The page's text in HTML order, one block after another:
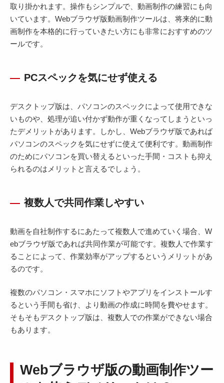
取り掛かれます。操作もシンプルで、動画制作の練習にも向
いています。Webブラウザ版動画制作ツールは、将来的に動
画制作を本格的に行っていきたい方にも非常におすすめのツ
ールです。
PCスペックを気にせず使える
デスクトップ版は、パソコンのスペックによって使用できな
いものや、処理が追い付かず動作が重くなってしまうといっ
たデメリットがあります。しかし、Webブラウザ版であれば
パソコンのスペックを気にせずに使えて便利です。動画制作
のためにパソコンを買い替えるといった手間・コストも抑え
られるのはメリットと言えるでしょう。
複数人で共同作業しやすい
動画を自社制作するにあたって複数人で進めていく場合、W
ebブラウザ版であれば共同作業が可能です。複数人で作業す
ることによって、作業効率がアップするというメリットがあ
るのです。
複数のパソコン・スマホにソフトやアプリをインストールす
るという手間も省け、より動画の作成に時間を費やせます。
そもそもデスクトップ版は、複数人での作業ができない場合
もあります。
Webブラウザ版の動画制作ツー